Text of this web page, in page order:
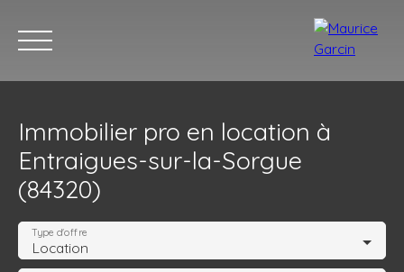
Nos annonces Nos services Contact Nos
Immobilier pro en location à
Entraigues-sur-la-Sorgue
(84320)
Location
Type d'offre